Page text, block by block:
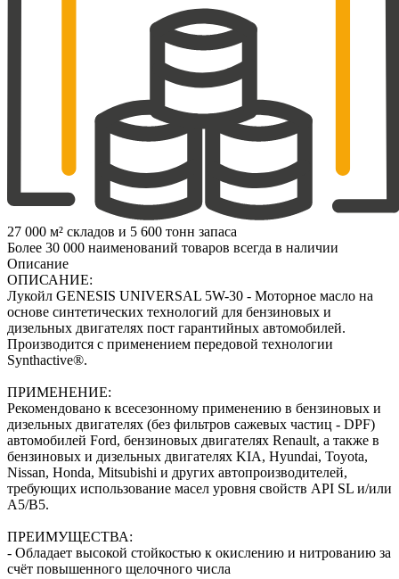
27 000 м² складов и 5 600 тонн запаса
Более 30 000 наименований товаров всегда в наличии
Описание
ОПИСАНИЕ:
Лукойл GENESIS UNIVERSAL 5W-30 - Моторное масло на
основе синтетических технологий для бензиновых и
дизельных двигателях пост гарантийных автомобилей.
Производится с применением передовой технологии
Synthactive®.
ПРИМЕНЕНИЕ:
Рекомендовано к всесезонному применению в бензиновых и
дизельных двигателях (без фильтров сажевых частиц - DPF)
автомобилей Ford, бензиновых двигателях Renault, а также в
бензиновых и дизельных двигателях KIA, Hyundai, Toyota,
Nissan, Honda, Mitsubishi и других автопроизводителей,
требующих использование масел уровня свойств API SL и/или
A5/B5.
ПРЕИМУЩЕСТВА:
- Обладает высокой стойкостью к окислению и нитрованию за
счёт повышенного щелочного числа